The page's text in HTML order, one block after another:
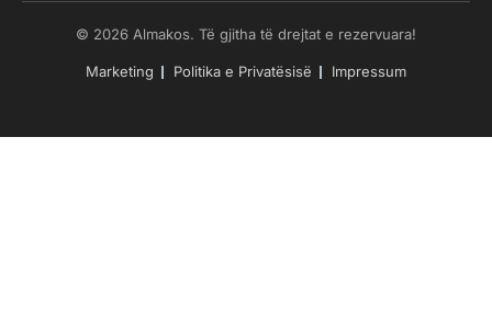
© 2026 Almakos. Të gjitha të drejtat e rezervuara!
Marketing Politika e Privatësisë Impressum